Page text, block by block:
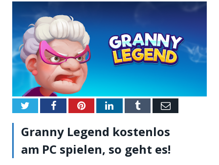
TwitterFacebookPinterestLinkedInTumblrEmail
Granny Legend kostenlos
am PC spielen, so geht es!